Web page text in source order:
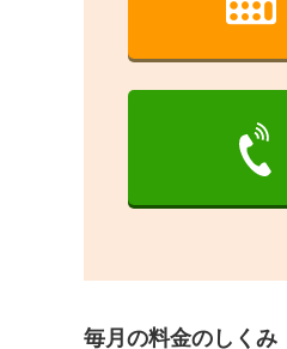
毎月の料金のしくみ